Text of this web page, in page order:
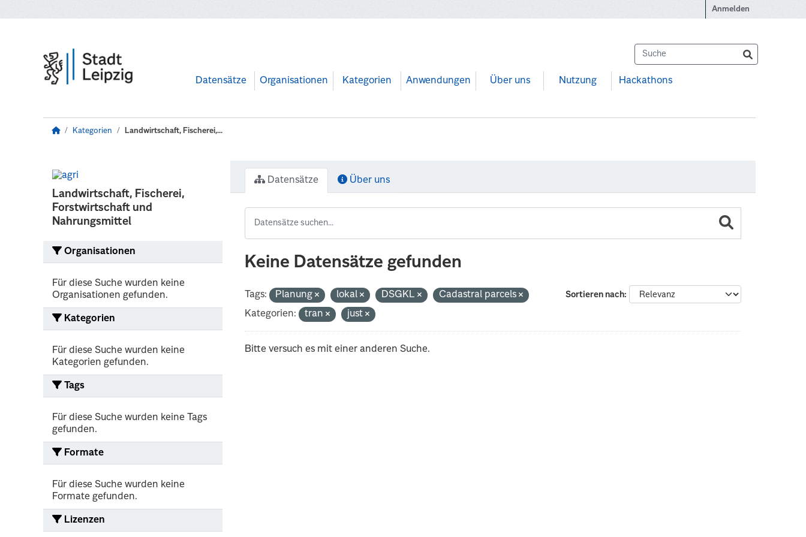
Anmelden
Datensätze Organisationen Kategorien Anwendungen Über uns Nutzung Hackathons
Kategorien Landwirtschaft, Fischerei,...
Landwirtschaft, Fischerei,
Forstwirtschaft und
Nahrungsmittel
Organisationen
Für diese Suche wurden keine
Organisationen gefunden.
Kategorien
Für diese Suche wurden keine
Kategorien gefunden.
Tags
Für diese Suche wurden keine Tags
gefunden.
Formate
Für diese Suche wurden keine
Formate gefunden.
Lizenzen
Datensätze Über uns
Keine Datensätze gefunden
Sortieren nach
Tags: Planung lokal DSGKL
Cadastral parcels
Kategorien:
tran just
Bitte versuch es mit einer anderen Suche.